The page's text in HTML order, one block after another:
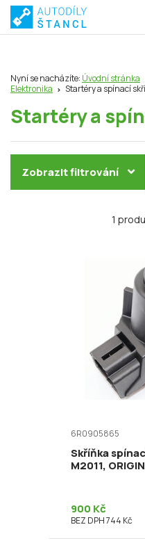
Nyní se nacházíte: Úvodní stránka
Elektronika
Startéry a spínací
Startéry a
Zobrazit filtrování
1
6R0905865
Skříňka
M2011,
900 Kč
BEZ DPH 744 Kč